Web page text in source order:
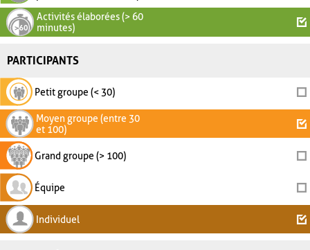
Activités élaborées (> 60
minutes)
PARTICIPANTS
Petit groupe (< 30)
Moyen groupe (entre 30
et 100)
Grand groupe (> 100)
Équipe
Individuel